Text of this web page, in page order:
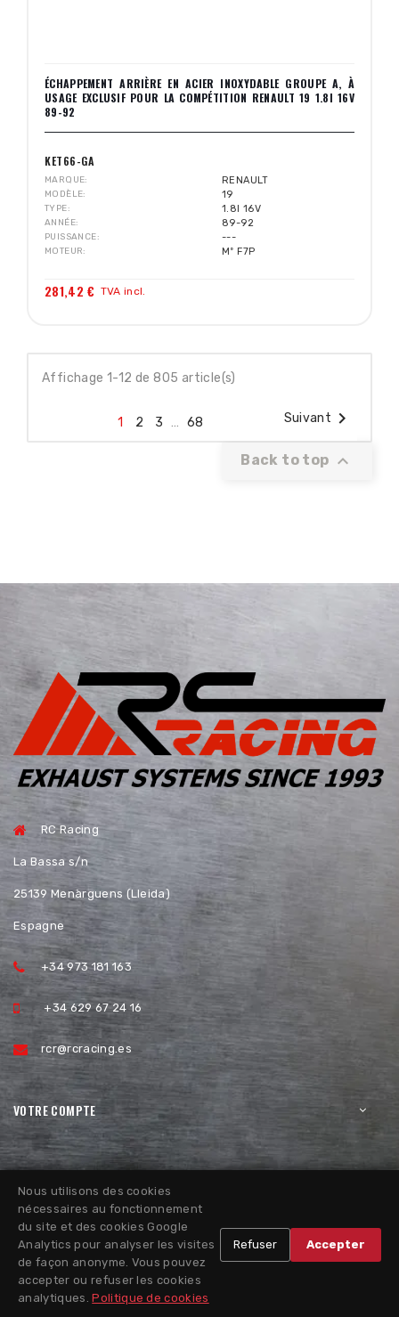
ÉCHAPPEMENT ARRIÈRE EN ACIER INOXYDABLE GROUPE A, À
USAGE EXCLUSIF POUR LA COMPÉTITION RENAULT 19 1.8I 16V
89-92
KET66-GA
MARQUE RENAULT
MODÈLE 19
TYPE 1.8I 16V
ANNÉE 89-92
PUISSANCE ---
MOTEUR Mº F7P
281,42 € TVA incl.
Affichage 1-12 de 805 article(s)
1 2 3 … 68 Suivant 
Back to top 
RC Racing
La Bassa s/n
25139 Menàrguens (Lleida)
Espagne
+34 973 181 163
+34 629 67 24 16
rcr@rcracing.es
VOTRE COMPTE
Politique de Retour
Nous utilisons des cookies
nécessaires au fonctionnement
du site et des cookies Google
Analytics pour analyser les visites
de façon anonyme. Vous pouvez
accepter ou refuser les cookies
analytiques.Politique de cookies
Refuser Accepter